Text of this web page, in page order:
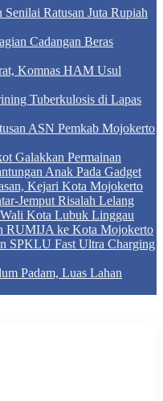
Ratusan Juta Rupiah
Cadangan Beras
Komnas HAM Usul
Tuberkulosis di Lapas
ASN Pemkab Mojokerto
Galakkan Permainan
Anak Pada Gadget
Kejari Kota Mojokerto
Jemput Risalah Lelang
Kota Lubuk Linggau
RUMIJA ke Kota Mojokerto
SPKLU Fast Ultra Charging
Padam, Luas Lahan